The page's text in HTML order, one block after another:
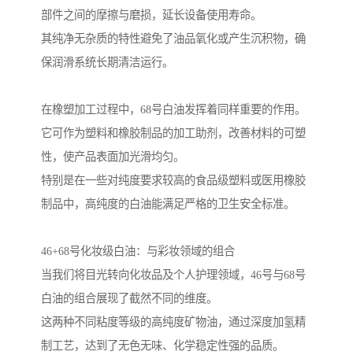
部件之间的摩擦与磨损，延长设备使用寿命。
其纯净无杂质的特性避免了油品氧化或产生沉积物，确
保润滑系统长期清洁运行。
在橡塑加工过程中，68号白油发挥着同样重要的作用。
它可作为塑料和橡胶制品的加工助剂，改善材料的可塑
性，使产品表面加光滑均匀。
特别是在一些对纯度要求较高的食品级塑料或医用橡胶
制品中，高纯度的白油能满足严格的卫生安全标准。
46+68号化妆级白油：与彩妆领域的组合
当我们将目光转向化妆品及个人护理领域，46号与68号
白油的组合展现了截然不同的维度。
这两种不同粘度等级的高纯度矿物油，通过深度加氢精
制工艺，达到了无色无味、化学稳定性强的品质。